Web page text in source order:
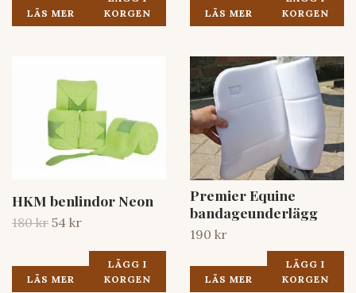
LÄS MER
KORGEN
LÄS MER
KORGEN
HKM benlindor Neon
180 kr 54 kr
LÄS MER
LÄGG I
KORGEN
Premier Equine
bandageunderlägg
190 kr
LÄS MER
LÄGG I
KORGEN